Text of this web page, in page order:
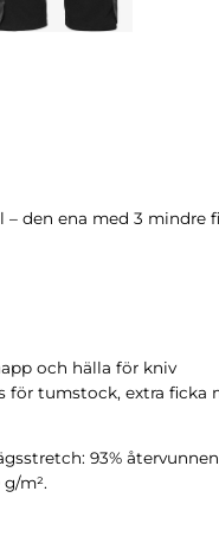
den ena med 3 mindre
och hälla för kniv
för tumstock, extra ficka
93%
m².